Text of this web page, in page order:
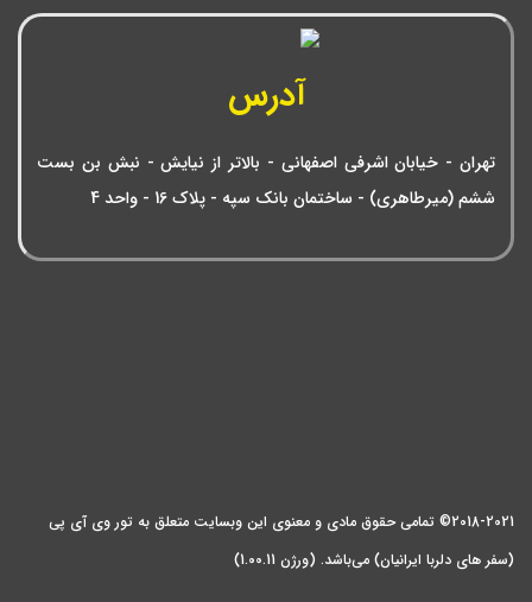
آدرس
تهران - خیابان اشرفی اصفهانی - بالاتر از نیایش - نبش بن بست
ششم (میرطاهری) - ساختمان بانک سپه - پلاک 16 - واحد 4
2018-2021© تمامی حقوق مادی و معنوی این وبسایت متعلق به تور وی آی پی
(سفر های دلربا ایرانیان) می‌باشد. (ورژن 1.00.11)